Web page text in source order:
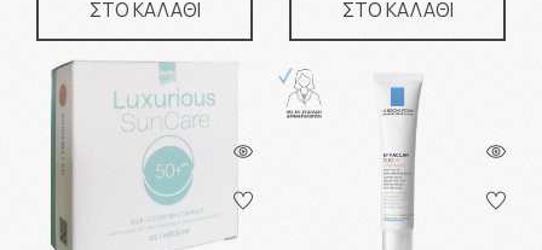
ΣΤΟ ΚΑΛΑΘΙ ΣΤΟ ΚΑΛΑΘΙ